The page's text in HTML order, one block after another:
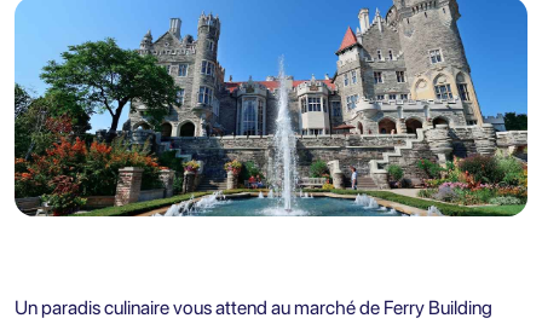
Un paradis culinaire vous attend au marché de Ferry Building